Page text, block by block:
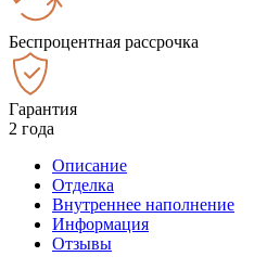
Беспроцентная рассрочка
Гарантия
2 года
Описание
Отделка
Внутреннее наполнение
Информация
Отзывы